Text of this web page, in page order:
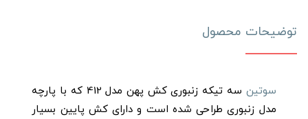
شورت زنانه توردالبری مدل 606
خرید این محصول
توضیحات محصول
سوتین
سه تیکه زنبوری کش پهن مدل 412 که با پارچه
مدل زنبوری طراحی شده است و دارای کش پایین بسیار